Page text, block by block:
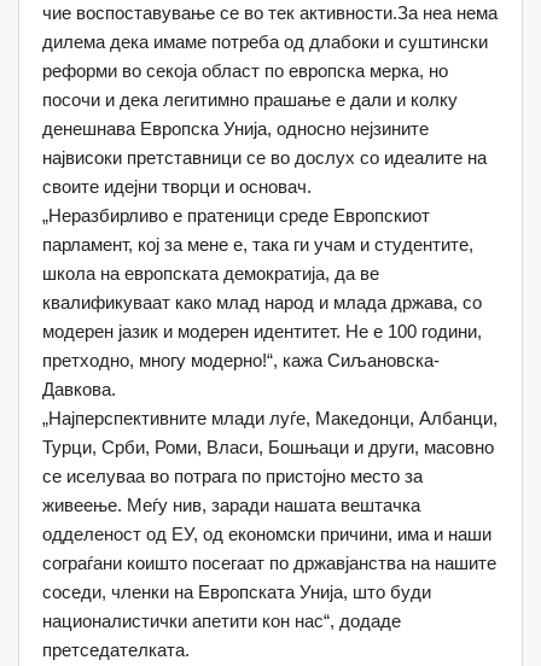
чие воспоставување се во тек активности.За неа нема
дилема дека имаме потреба од длабоки и суштински
реформи во секоја област по европска мерка, но
посочи и дека легитимно прашање е дали и колку
денешнава Европска Унија, односно нејзините
највисоки претставници се во дослух со идеалите на
своите идејни творци и основач.
„Неразбирливо е пратеници среде Европскиот
парламент, кој за мене е, така ги учам и студентите,
школа на европската демократија, да ве
квалификуваат како млад народ и млада држава, со
модерен јазик и модерен идентитет. Не е 100 години,
претходно, многу модерно!“, кажа Сиљановска-
Давкова.
„Најперспективните млади луѓе, Македонци, Албанци,
Турци, Срби, Роми, Власи, Бошњаци и други, масовно
се иселуваа во потрага по пристојно место за
живеење. Меѓу нив, заради нашата вештачка
одделеност од ЕУ, од економски причини, има и наши
сограѓани коишто посегаат по државјанства на нашите
соседи, членки на Европската Унија, што буди
националистички апетити кон нас“, додаде
претседателката.